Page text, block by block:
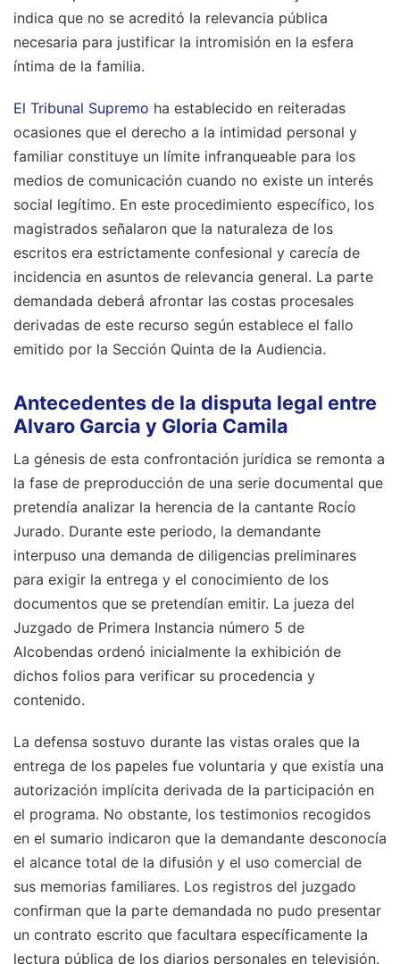
indica que no se acreditó la relevancia pública
necesaria para justificar la intromisión en la esfera
íntima de la familia.
El Tribunal Supremo ha establecido en reiteradas
ocasiones que el derecho a la intimidad personal y
familiar constituye un límite infranqueable para los
medios de comunicación cuando no existe un interés
social legítimo. En este procedimiento específico, los
magistrados señalaron que la naturaleza de los
escritos era estrictamente confesional y carecía de
incidencia en asuntos de relevancia general. La parte
demandada deberá afrontar las costas procesales
derivadas de este recurso según establece el fallo
emitido por la Sección Quinta de la Audiencia.
Antecedentes de la disputa legal entre
Alvaro Garcia y Gloria Camila
La génesis de esta confrontación jurídica se remonta a
la fase de preproducción de una serie documental que
pretendía analizar la herencia de la cantante Rocío
Jurado. Durante este periodo, la demandante
interpuso una demanda de diligencias preliminares
para exigir la entrega y el conocimiento de los
documentos que se pretendían emitir. La jueza del
Juzgado de Primera Instancia número 5 de
Alcobendas ordenó inicialmente la exhibición de
dichos folios para verificar su procedencia y
contenido.
La defensa sostuvo durante las vistas orales que la
entrega de los papeles fue voluntaria y que existía una
autorización implícita derivada de la participación en
el programa. No obstante, los testimonios recogidos
en el sumario indicaron que la demandante desconocía
el alcance total de la difusión y el uso comercial de
sus memorias familiares. Los registros del juzgado
confirman que la parte demandada no pudo presentar
un contrato escrito que facultara específicamente la
lectura pública de los diarios personales en televisión.